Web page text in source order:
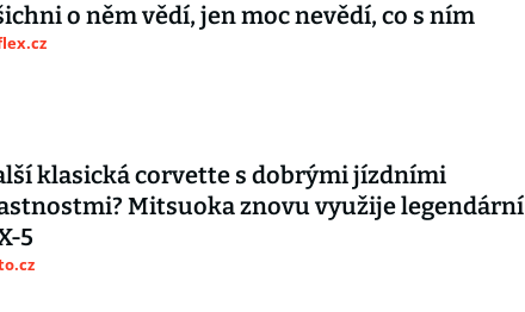
o něm vědí, jen moc nevědí, co s ním
klasická corvette s dobrými jízdními
Mitsuoka znovu využije legendární
5